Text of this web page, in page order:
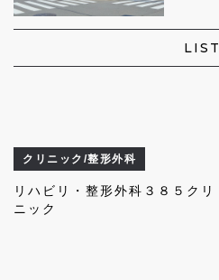
LIST
クリニック/整形外科
リハビリ・整形外科３８５クリ
ニック